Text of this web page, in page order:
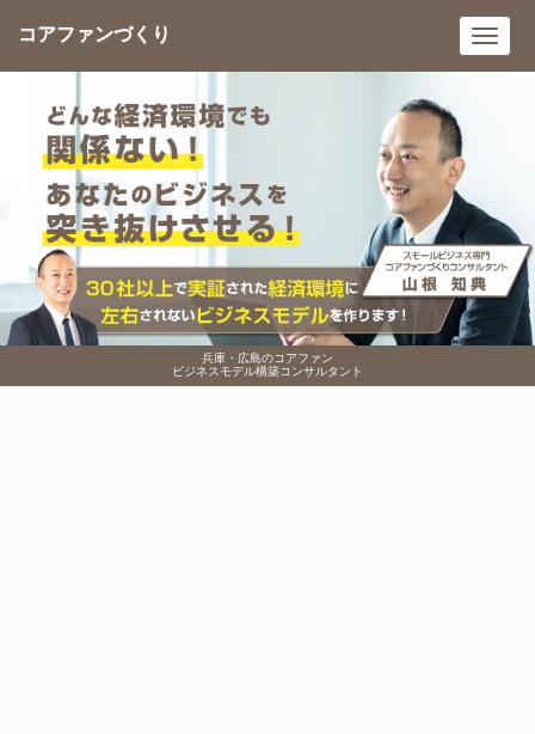
兵庫・広島のコアファン
ビジネスモデル構築コンサルタント
コアファンづくり